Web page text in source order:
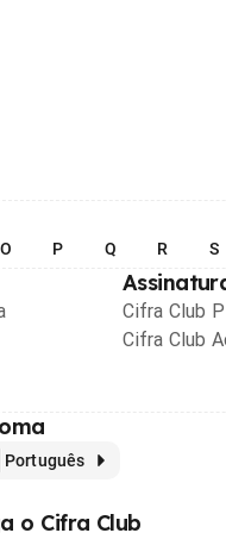
O P Q R S
Cifra Club
Cifra Club
Português
o Cifra Club